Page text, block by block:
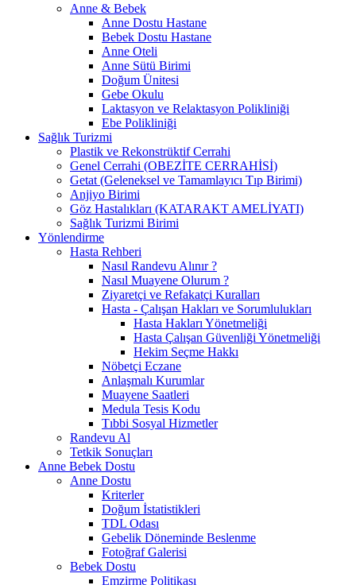
Anne & Bebek
Anne Dostu Hastane
Bebek Dostu Hastane
Anne Oteli
Anne Sütü Birimi
Doğum Ünitesi
Gebe Okulu
Laktasyon ve Relaktasyon Polikliniği
Ebe Polikliniği
Sağlık Turizmi
Plastik ve Rekonstrüktif Cerrahi
Genel Cerrahi (OBEZİTE CERRAHİSİ)
Getat (Geleneksel ve Tamamlayıcı Tıp Birimi)
Anjiyo Birimi
Göz Hastalıkları (KATARAKT AMELİYATI)
Sağlık Turizmi Birimi
Yönlendirme
Hasta Rehberi
Nasıl Randevu Alınır ?
Nasıl Muayene Olurum ?
Ziyaretçi ve Refakatçi Kuralları
Hasta - Çalışan Hakları ve Sorumlulukları
Hasta Hakları Yönetmeliği
Hasta Çalışan Güvenliği Yönetmeliği
Hekim Seçme Hakkı
Nöbetçi Eczane
Anlaşmalı Kurumlar
Muayene Saatleri
Medula Tesis Kodu
Tıbbi Sosyal Hizmetler
Randevu Al
Tetkik Sonuçları
Anne Bebek Dostu
Anne Dostu
Kriterler
Doğum İstatistikleri
TDL Odası
Gebelik Döneminde Beslenme
Fotoğraf Galerisi
Bebek Dostu
Emzirme Politikası